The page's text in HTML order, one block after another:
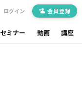
セミナー 動画 講座
ログイン 会員登録